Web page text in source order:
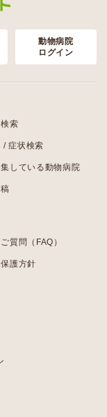
動物病院
ログイン
索
/ 症状検索
している動物病院
質問（FAQ）
護方針